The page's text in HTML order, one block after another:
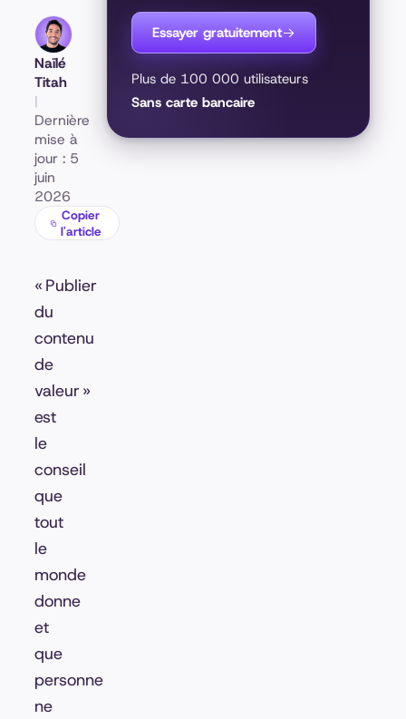
Naïlé
Titah
|
Dernière
mise à
jour : 5
juin
2026
Copier
l'article
« Publier
du
contenu
de
valeur »
est
le
conseil
que
tout
le
monde
donne
et
que
personne
ne
Essayer gratuitement
Plus de 100 000 utilisateurs
Sans carte bancaire